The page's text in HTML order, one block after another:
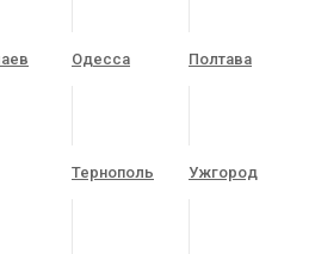
Одесса Полтава
Тернополь Ужгород